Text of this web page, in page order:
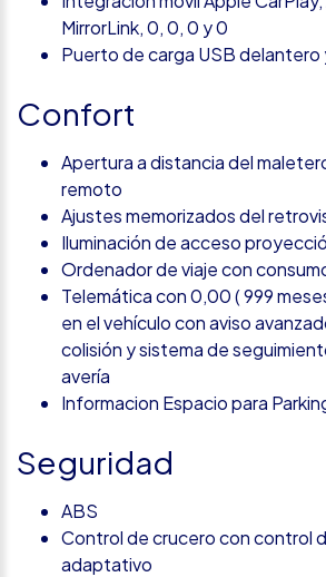
MirrorLink, 0, 0, 0 y 0
Puerto de carga USB delantero
Confort
Apertura a distancia del
remoto
Ajustes memorizados del
Iluminación de acceso
Ordenador de viaje con
Telemática con 0,00 ( 999
en el vehículo con aviso
colisión y sistema de
avería
Informacion Espacio para
Seguridad
ABS
Control de crucero con control
adaptativo